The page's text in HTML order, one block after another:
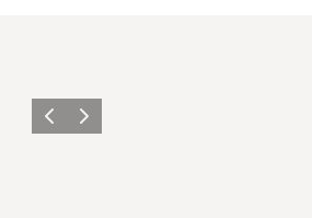
ForrigeNæste